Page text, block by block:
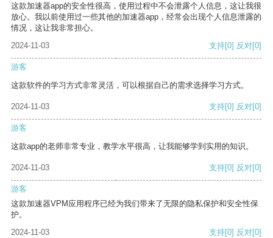
这款加速器app的安全性很高，使用过程中不会泄露个人信息，这让我很
放心。我以前使用过一些其他的加速器app，经常会出现个人信息泄露的
情况，这让我非常担心。
2024-11-03
支持[0] 反对[0]
游客
这款软件的学习方式非常灵活，可以根据自己的需求选择学习方式。
2024-11-03 支持[0] 反对[0]
游客
这款app的老师非常专业，教学水平很高，让我能够学到实用的知识。
2024-11-03 支持[0] 反对[0]
游客
这款加速器VPM应用程序已经为我们带来了无限的隐私保护和安全性保
护。
2024-11-03
支持[0] 反对[0]